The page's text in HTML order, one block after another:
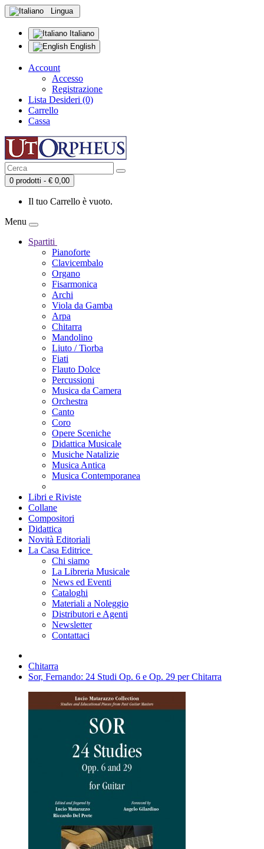
Lingua
Italiano
English
Account
Accesso
Registrazione
Lista Desideri (0)
Carrello
Cassa
0 prodotti - € 0,00
Il tuo Carrello è vuoto.
Menu
Spartiti
Pianoforte
Clavicembalo
Organo
Fisarmonica
Archi
Viola da Gamba
Arpa
Chitarra
Mandolino
Liuto / Tiorba
Fiati
Flauto Dolce
Percussioni
Musica da Camera
Orchestra
Canto
Coro
Opere Sceniche
Didattica Musicale
Musiche Natalizie
Musica Antica
Musica Contemporanea
Libri e Riviste
Collane
Compositori
Didattica
Novità Editoriali
La Casa Editrice
Chi siamo
La Libreria Musicale
News ed Eventi
Cataloghi
Materiali a Noleggio
Distributori e Agenti
Newsletter
Contattaci
Chitarra
Sor, Fernando: 24 Studi Op. 6 e Op. 29 per Chitarra